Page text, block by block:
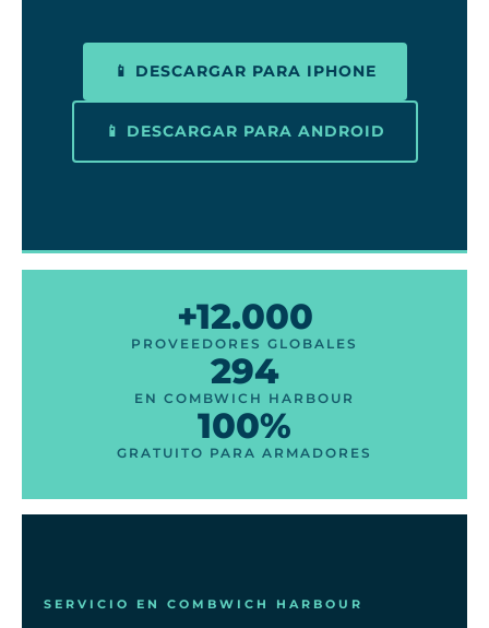
📱 DESCARGAR PARA IPHONE
📱 DESCARGAR PARA ANDROID
+12.000
PROVEEDORES GLOBALES
294
EN COMBWICH HARBOUR
100%
GRATUITO PARA ARMADORES
SERVICIO EN COMBWICH HARBOUR